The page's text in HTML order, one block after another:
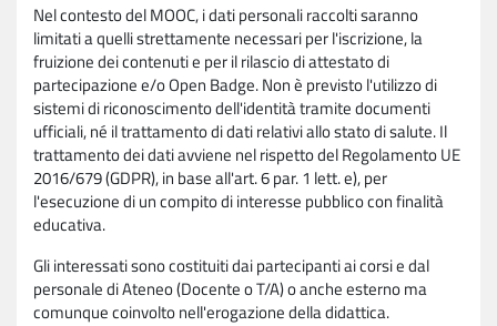
Nel contesto del MOOC, i dati personali raccolti saranno
limitati a quelli strettamente necessari per l'iscrizione, la
fruizione dei contenuti e per il rilascio di attestato di
partecipazione e/o Open Badge. Non è previsto l'utilizzo di
sistemi di riconoscimento dell'identità tramite documenti
ufficiali, né il trattamento di dati relativi allo stato di salute. Il
trattamento dei dati avviene nel rispetto del Regolamento UE
2016/679 (GDPR), in base all'art. 6 par. 1 lett. e), per
l'esecuzione di un compito di interesse pubblico con finalità
educativa.
Gli interessati sono costituiti dai partecipanti ai corsi e dal
personale di Ateneo (Docente o T/A) o anche esterno ma
comunque coinvolto nell'erogazione della didattica.